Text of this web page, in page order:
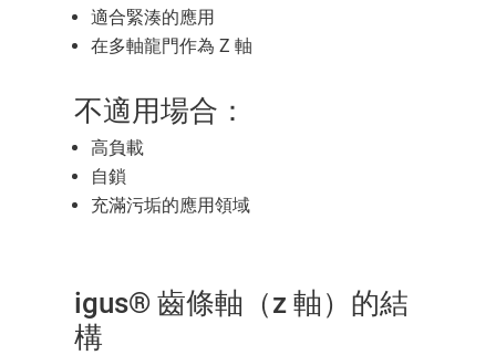
適合緊湊的應用
在多軸龍門作為 Z 軸
不適用場合：
高負載
自鎖
充滿污垢的應用領域
igus® 齒條軸（z 軸）的結
構